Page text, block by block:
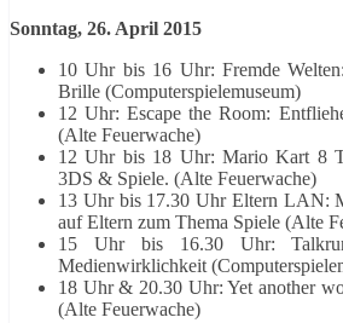
Sonntag, 26. April 2015
10 Uhr bis 16 Uhr: Fremde
Brille (Computerspielemuseum)
12 Uhr: Escape the Room:
(Alte Feuerwache)
12 Uhr bis 18 Uhr: Mario Kart 8
3DS & Spiele. (Alte Feuerwache)
13 Uhr bis 17.30 Uhr Eltern LAN:
auf Eltern zum Thema Spiele (Alte
15 Uhr bis 16.30 Uhr:
Medienwirklichkeit
18 Uhr & 20.30 Uhr: Yet another
(Alte Feuerwache)